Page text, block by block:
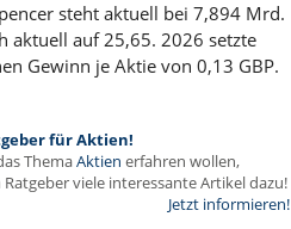
steht aktuell bei 7,894 Mrd.
aktuell auf 25,65. 2026 setzte
Gewinn je Aktie von 0,13 GBP.
für Aktien!
ThemaAktien erfahren wollen,
viele interessante Artikel dazu!
Jetzt informieren!